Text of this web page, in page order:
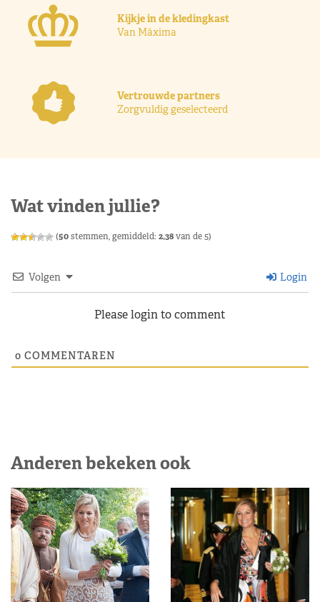
Kijkje in de kledingkast
Van Máxima
Vertrouwde partners
Zorgvuldig geselecteerd
Wat vinden jullie?
(50stemmen, gemiddeld: 2,38van de 5)
Volgen Login
Please login to comment
0 COMMENTAREN
Anderen bekeken ook